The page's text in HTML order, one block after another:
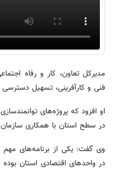
مدیرکل تعاون، کار و رفاه
فنی و کارآفرینی، تسهیل
او افزود که پروژه‌های
در سطح استان با همکاری
وی گفت: یکی از برنامه‌های
در واحدهای اقتصادی استان